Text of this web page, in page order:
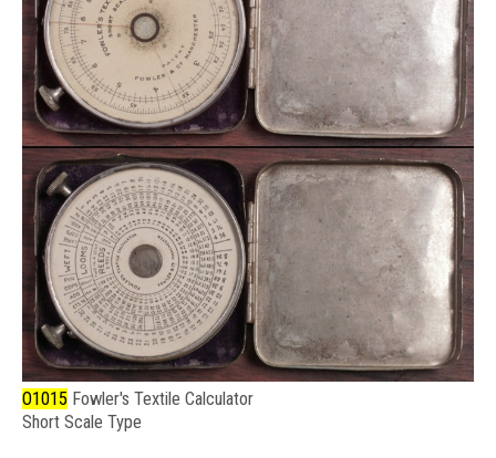
O1015 Fowler's Textile Calculator
Short Scale Type